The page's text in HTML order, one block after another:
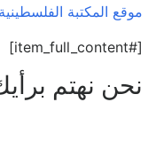
موقع المكتبة
[#item_full_content]
نحن نهتم